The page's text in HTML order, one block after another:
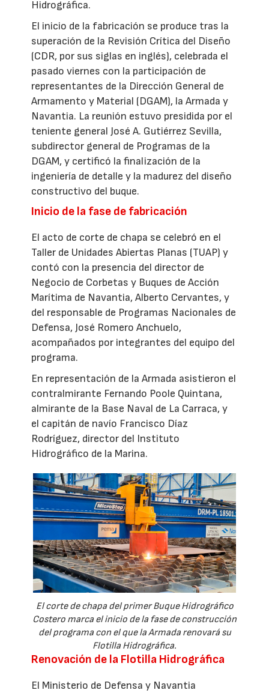
Hidrográfica.
El inicio de la fabricación se produce tras la
superación de la Revisión Crítica del Diseño
(CDR, por sus siglas en inglés), celebrada el
pasado viernes con la participación de
representantes de la Dirección General de
Armamento y Material (DGAM), la Armada y
Navantia. La reunión estuvo presidida por el
teniente general José A. Gutiérrez Sevilla,
subdirector general de Programas de la
DGAM, y certificó la finalización de la
ingeniería de detalle y la madurez del diseño
constructivo del buque.
Inicio de la fase de fabricación
El acto de corte de chapa se celebró en el
Taller de Unidades Abiertas Planas (TUAP) y
contó con la presencia del director de
Negocio de Corbetas y Buques de Acción
Marítima de Navantia, Alberto Cervantes, y
del responsable de Programas Nacionales de
Defensa, José Romero Anchuelo,
acompañados por integrantes del equipo del
programa.
En representación de la Armada asistieron el
contralmirante Fernando Poole Quintana,
almirante de la Base Naval de La Carraca, y
el capitán de navío Francisco Díaz
Rodríguez, director del Instituto
Hidrográfico de la Marina.
El corte de chapa del primer Buque Hidrográfico
Costero marca el inicio de la fase de construcción
del programa con el que la Armada renovará su
Flotilla Hidrográfica.
Renovación de la Flotilla Hidrográfica
El Ministerio de Defensa y Navantia